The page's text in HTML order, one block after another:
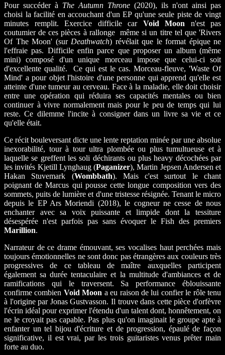
Pour succéder à The Autumn Throne (2020), ils n'ont ainsi pas
choisi la facilité en accouchant d'un EP qu'une seule piste de vingt
minutes remplit. Exercice difficile car Void Moon n'est pas
coutumier de ces pièces à rallonge même si un titre tel que 'Rivers
Of The Moon' (sur Deathwatch) révélait que le format épique ne
l'effraie pas. Difficile enfin parce que proposer un album (même
mini) composé d'un unique morceau impose que celui-ci soit
d'excellente qualité. Ce qui est le cas. Morceau-fleuve, 'Waste Of
Mind' a pour objet l'histoire d'une personne qui apprend qu'elle est
atteinte d'une tumeur au cerveau. Face à la maladie, elle doit choisir
entre une opération qui réduira ses capacités mentales ou bien
continuer à vivre normalement mais pour le peu de temps qui lui
reste. Ce dilemme l'incite à consigner dans un livre sa vie et ce
qu'elle était.
Ce récit bouleversant dicte une lente reptation minée par une absolue
inexorabilité, tour à tour ultra plombée ou plus tumultueuse et à
laquelle se greffent les soli déchirants ou plus heavy décochées par
les invités Kjetill Lynghaug (Paganizer), Martin Jepsen Andersen et
Hakan Stuvemark (Wombbath). Mais c'est surtout le chant
poignant de Marcus qui pousse cette longue composition vers des
sommets, puits de lumière et d'une tristesse résignée. Tenant le micro
depuis le EP Ars Moriendi (2018), le cogneur ne cesse de nous
enchanter avec sa voix puissante et limpide dont la tessiture
désespérée n'est parfois pas sans évoquer le Fish des premiers
Marillion.
Narrateur de ce drame émouvant, ses vocalises haut perchées mais
toujours émotionnelles ne sont donc pas étrangères aux couleurs très
progressives de ce tableau de maître auxquelles participent
également sa durée tentaculaire et la multitude d'ambiances et de
ramifications qui le traversent. Sa performance éblouissante
confirme combien Void Moon a eu raison de lui confier le rôle tenu
à l'origine par Jonas Gustvasson. Il trouve dans cette pièce d'orfèvre
l'écrin idéal pour exprimer l'étendu d'un talent dont, honnêtement, on
ne le croyait pas capable. Pas plus qu'on imaginait le groupe apte à
enfanter un tel bijou d'écriture et de progression, épaulé de façon
significative, il est vrai, par les trois guitaristes venus prêter main
forte au duo.